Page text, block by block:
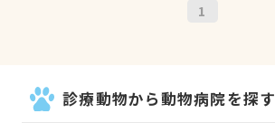
1
診療動物から動物病院を探す